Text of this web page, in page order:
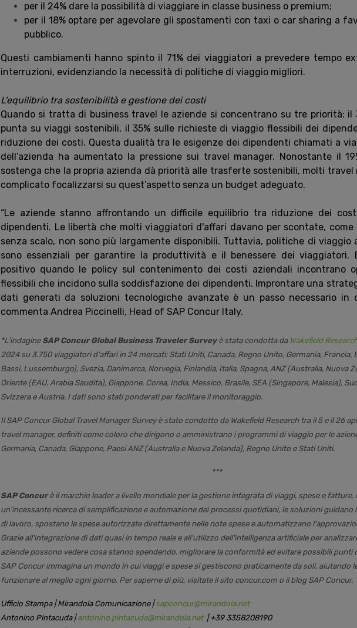
per il 24% dare la possibilità di viaggiare in classe business o premium;
per il 18% optare per agevolare gli spostamenti con taxi o car sharing a
pubblico.
Questi cambiamenti hanno spinto il 71% dei viaggiatori a prevedere tempo
interruzioni, evidenziando la necessità di politiche di viaggio migliori.
L'equilibrio tra sostenibilità e gestione dei costi
Quando si tratta di business travel le aziende si concentrano su tre priorità: il
punta su viaggi sostenibili, il 35% sulle richieste di viaggio flessibili dei
riduzione dei costi. Questa dualità tra le esigenze dei dipendenti chiamati a
dell’azienda ha aumentato la pressione sui travel manager. Nonostante il
sostenga che la propria azienda dà priorità alle trasferte sostenibili, molti travel
complicato focalizzarsi su quest’aspetto senza un budget adeguato.
“Le aziende stanno affrontando un difficile equilibrio tra riduzione dei
dipendenti. Le libertà che molti viaggiatori d'affari davano per scontate, come
senza scalo, non sono più largamente disponibili. Tuttavia, politiche di viaggio
sono essenziali per garantire la produttività e il benessere dei viaggiatori.
positivo quando le policy sul contenimento dei costi aziendali incontrano
flessibili che incidono sulla soddisfazione dei dipendenti. Improntare una
dati generati da soluzioni tecnologiche avanzate è un passo necessario in
commenta Andrea Piccinelli, Head of SAP Concur Italy.
*L'indagine SAP Concur Global Business Traveler Surveyè stata condotta da Wakefield
2024 su 3.750 viaggiatori d'affari in 24 mercati: Stati Uniti, Canada, Regno Unito, Germania, Francia,
Bassi, Lussemburgo), Svezia, Danimarca, Norvegia, Finlandia, Italia, Spagna, ANZ (Australia, Nuova
Oriente (EAU, Arabia Saudita), Giappone, Corea, India, Messico, Brasile, SEA (Singapore, Malesia),
Svizzera e Austria. I dati sono stati ponderati per facilitare il monitoraggio.
Il SAP Concur Global Travel Manager Survey è stato condotto da Wakefield Research tra il 5 e il 26
travel manager, definiti come coloro che dirigono o amministrano i programmi di viaggio per le
Germania, Canada, Giappone, Paesi ANZ (Australia e Nuova Zelanda), Regno Unito e Stati Uniti.
***
SAP Concurè il marchio leader a livello mondiale per la gestione integrata di viaggi, spese e fatture.
un'incessante ricerca di semplificazione e automazione dei processi quotidiani, le soluzioni guidano
di lavoro, spostano le spese autorizzate direttamente nelle note spese e automatizzano
Grazie all'integrazione di dati quasi in tempo reale e all'utilizzo dell'intelligenza artificiale per
aziende possono vedere cosa stanno spendendo, migliorare la conformità ed evitare possibili punti
SAP Concur immagina un mondo in cui viaggi e spese si gestiscono praticamente da soli, aiutando
funzionare al meglio ogni giorno. Per saperne di più, visitate il sito concur.com o il blog SAP Concur.
Ufficio Stampa | Mirandola Comunicazione |sapconcur@mirandola.net
Antonino Pintacuda |antonino.pintacuda@mirandola.net | +39 3358208190